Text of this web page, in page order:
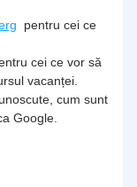
pentru cei ce
cei ce vor să
vacanței.
cum sunt
Google.